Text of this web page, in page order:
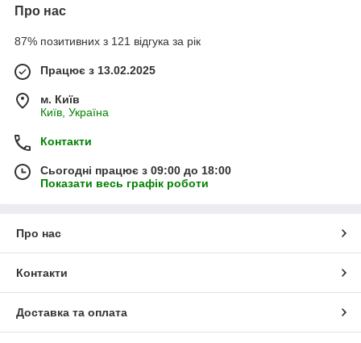
Про нас
87% позитивних з 121 відгука за рік
Працює з 13.02.2025
м. Київ
Київ, Україна
Контакти
Сьогодні працює з 09:00 до 18:00
Показати весь графік роботи
Про нас
Контакти
Доставка та оплата